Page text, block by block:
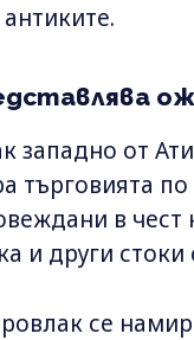
западно от
търговията
в
и други
се